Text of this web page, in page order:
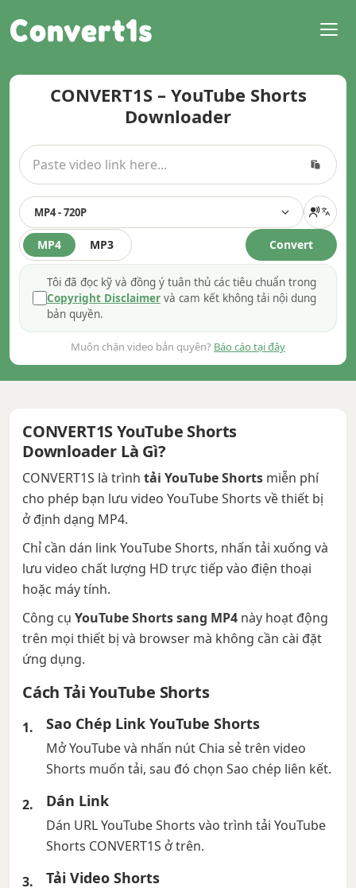
Convert1s
CONVERT1S – YouTube Shorts
Downloader
MP4 MP3
MP4 - 720P
Convert
Tôi đã đọc kỹ và đồng ý tuân thủ các tiêu chuẩn trong
Copyright Disclaimer và cam kết không tải nội dung
bản quyền.
Muốn chặn video bản quyền? Báo cáo tại đây
CONVERT1S YouTube Shorts
Downloader Là Gì?
CONVERT1S là trình tải YouTube Shorts miễn phí
cho phép bạn lưu video YouTube Shorts về thiết bị
ở định dạng MP4.
Chỉ cần dán link YouTube Shorts, nhấn tải xuống và
lưu video chất lượng HD trực tiếp vào điện thoại
hoặc máy tính.
Công cụ YouTube Shorts sang MP4 này hoạt động
trên mọi thiết bị và browser mà không cần cài đặt
ứng dụng.
Cách Tải YouTube Shorts
Sao Chép Link YouTube Shorts
Mở YouTube và nhấn nút Chia sẻ trên video
Shorts muốn tải, sau đó chọn Sao chép liên kết.
Dán Link
Dán URL YouTube Shorts vào trình tải YouTube
Shorts CONVERT1S ở trên.
Tải Video Shorts